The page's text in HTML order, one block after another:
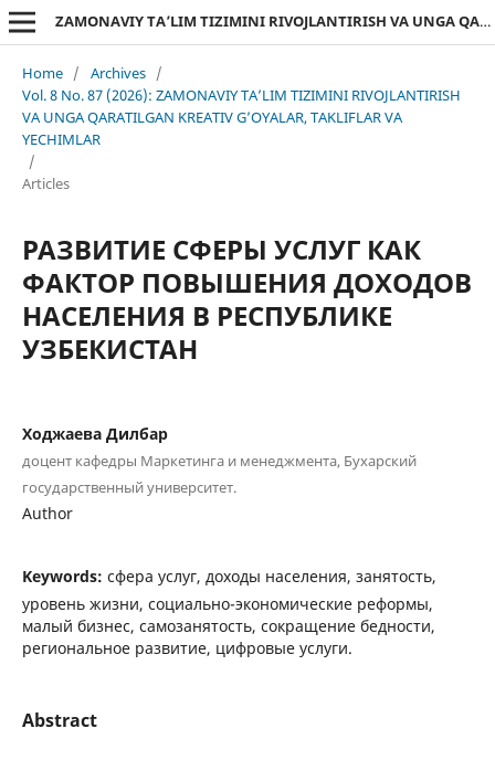
ZAMONAVIY TA’LIM TIZIMINI RIVOJLANTIRISH VA UNGA QARATILGAN KREATIV G’OYALAR, TAKLIFLAR VA YECHIMLAR
Home / Archives /
Vol. 8 No. 87 (2026): ZAMONAVIY TA’LIM TIZIMINI RIVOJLANTIRISH
VA UNGA QARATILGAN KREATIV G’OYALAR, TAKLIFLAR VA
YECHIMLAR
/
Articles
РАЗВИТИЕ СФЕРЫ УСЛУГ КАК
ФАКТОР ПОВЫШЕНИЯ ДОХОДОВ
НАСЕЛЕНИЯ В РЕСПУБЛИКЕ
УЗБЕКИСТАН
Ходжаева Дилбар
доцент кафедры Маркетинга и менеджмента, Бухарский
государственный университет.
Author
Keywords: сфера услуг, доходы населения, занятость,
уровень жизни, социально-экономические реформы,
малый бизнес, самозанятость, сокращение бедности,
региональное развитие, цифровые услуги.
Abstract